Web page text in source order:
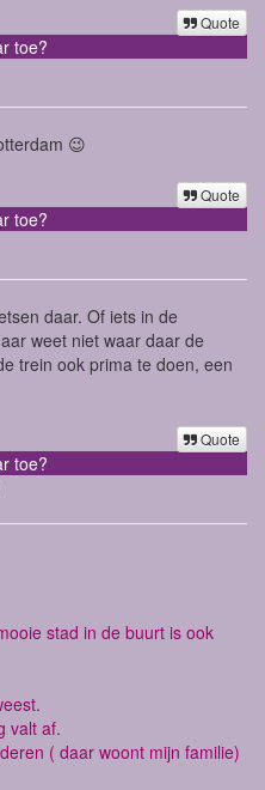
Quote
toe?
😉
Quote
toe?
daar. Of iets in de
weet niet waar daar de
trein ook prima te doen, een
Quote
toe?
stad in de buurt is ook
valt af.
( daar woont mijn familie)